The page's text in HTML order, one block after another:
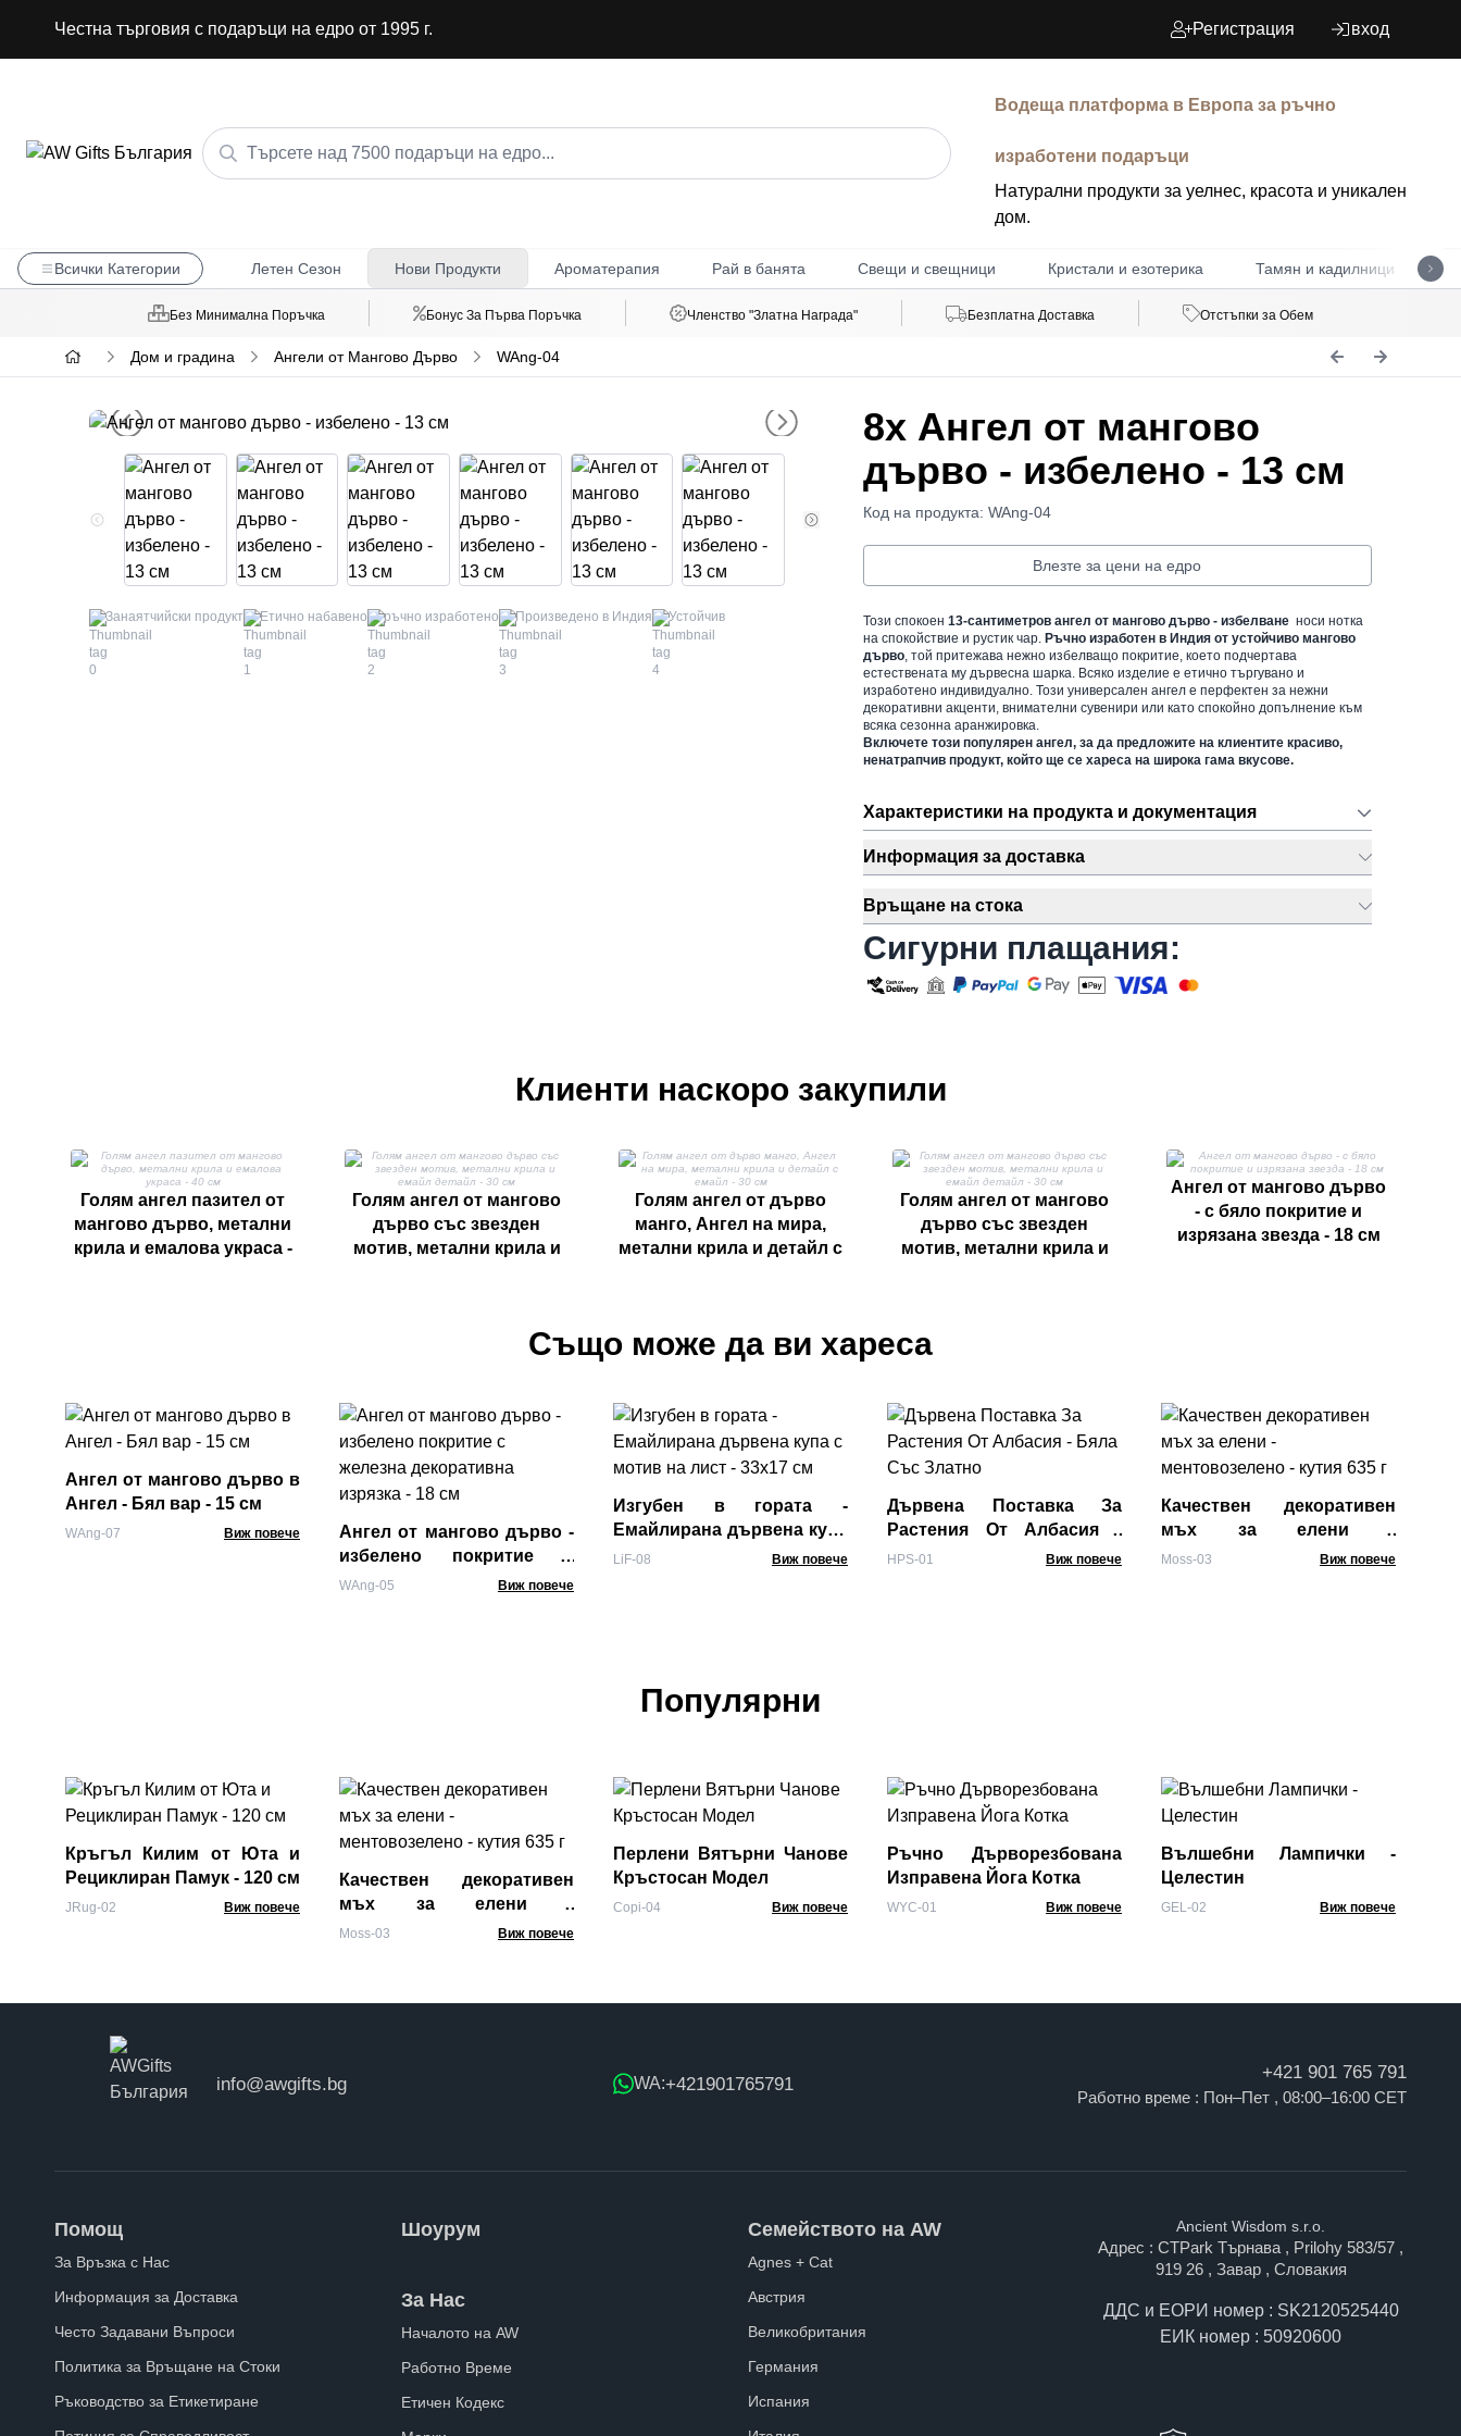
Честна търговия с подаръци на едро от 1995 г. Регистрация вход
Водеща платформа в Европа за ръчно
изработени подаръци
Натурални продукти за уелнес, красота и уникален
дом.
Всички Категории Летен Сезон Нови Продукти Ароматерапия Рай в банята Свещи и свещници Кристали и езотерика Тамян и кадилници
Без Минимална Поръчка Бонус За Първа Поръчка Членство "Златна Награда" Безплатна Доставка Отстъпки за Обем
Дом и градина Ангели от Мангово Дърво WAng-04
Занаятчийски продукт Етично набавено ръчно изработено Произведено в Индия Устойчив
8xАнгел от мангово
дърво - избелено - 13 см
Код на продукта: WAng-04
Влезте за цени на едро
Този спокоен 13-сантиметров ангел от мангово дърво - избелване носи нотка
на спокойствие и рустик чар. Ръчно изработен в Индия от устойчиво мангово
дърво, той притежава нежно избелващо покритие, което подчертава
естествената му дървесна шарка. Всяко изделие е етично търгувано и
изработено индивидуално. Този универсален ангел е перфектен за нежни
декоративни акценти, внимателни сувенири или като спокойно допълнение към
всяка сезонна аранжировка.
Включете този популярен ангел, за да предложите на клиентите красиво,
ненатрапчив продукт, който ще се хареса на широка гама вкусове.
Характеристики на продукта и документация
Информация за доставка
Връщане на стока
Сигурни плащания:
Клиенти наскоро закупили
Голям ангел пазител от
мангово дърво, метални
крила и емалова украса -
Голям ангел от мангово
дърво със звезден
мотив, метални крила и
Голям ангел от дърво
манго, Ангел на мира,
метални крила и детайл с
Голям ангел от мангово
дърво със звезден
мотив, метални крила и
Ангел от мангово дърво
- с бяло покритие и
изрязана звезда - 18 см
Също може да ви хареса
Ангел от мангово дърво в
Ангел - Бял вар - 15 см
WAng-07 Виж повече
Ангел от мангово дърво -
избелено покритие с
железна декоративна
WAng-05 Виж повече
Изгубен в гората -
Емайлирана дървена купа
с мотив на лист - 33x17 см
LiF-08 Виж повече
Дървена Поставка За
Растения От Албасия -
Бяла Със Златно
HPS-01 Виж повече
Качествен декоративен
мъх за елени -
ментовозелено - кутия 635
Moss-03 Виж повече
Популярни
Кръгъл Килим от Юта и
Рециклиран Памук - 120 см
JRug-02 Виж повече
Качествен декоративен
мъх за елени -
ментовозелено - кутия 635
Moss-03 Виж повече
Перлени Вятърни Чанове
Кръстосан Модел
Copi-04 Виж повече
Ръчно Дърворезбована
Изправена Йога Котка
WYC-01 Виж повече
Вълшебни Лампички -
Целестин
GEL-02 Виж повече
info@awgifts.bg WA:+421901765791
+421 901 765 791
Работно време : Пон–Пет , 08:00–16:00 CET
Помощ
За Връзка с Нас
Информация за Доставка
Често Задавани Въпроси
Политика за Връщане на Стоки
Ръководство за Етикетиране
Шоурум
За Нас
Началото на AW
Работно Време
Етичен Кодекс
Семейството на AW
Agnes + Cat
Австрия
Великобритания
Германия
Испания
Ancient Wisdom s.r.o.
Адрес : CTPark Търнава , Prilohy 583/57 ,
919 26 , Завар , Словакия
ДДС и ЕОРИ номер : SK2120525440
ЕИК номер : 50920600